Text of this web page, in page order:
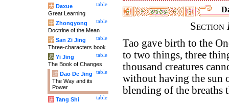
Section
Tao gave birth to the
to two things, three
thousand creatures
without having the sun
blending of the breaths
table
大 Daxue
Great Learning
table
中 Zhongyong
Doctrine of the Mean
table
字 San Zi Jing
Three-characters book
table
易 Yi Jing
The Book of Changes
table
道 Dao De Jing
The Way and its
Power
table
唐 Tang Shi